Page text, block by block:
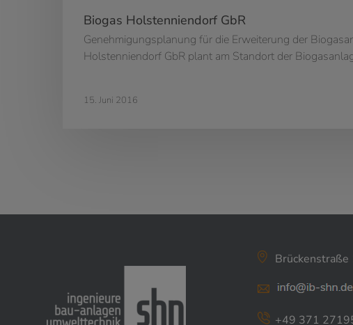
Biogas Holstenniendorf GbR
Genehmigungsplanung für die Erweiterung der
Holstenniendorf GbR plant am Standort der
15. Juni 2016
+49 371